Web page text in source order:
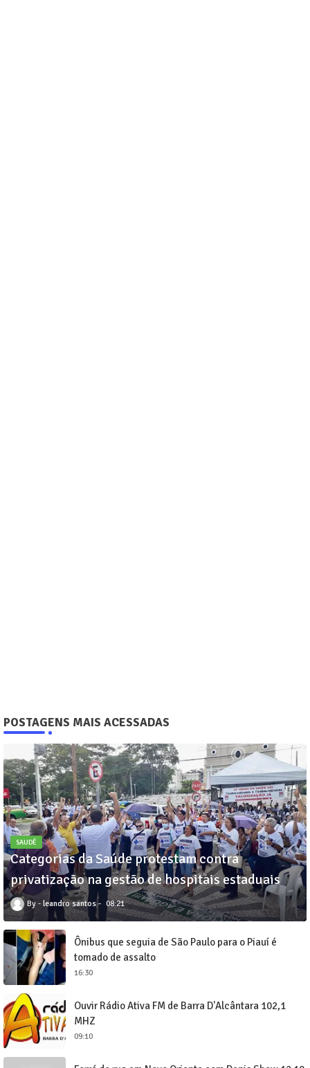
POSTAGENS MAIS ACESSADAS
SAUDÊ
Categorias da Saúde protestam contra
privatização na gestão de hospitais estaduais
leandro santos 08:21
Ônibus que seguia de São Paulo para o Piauí é
tomado de assalto
16:30
Ouvir Rádio Ativa FM de Barra D'Alcântara 102,1
MHZ
09:10